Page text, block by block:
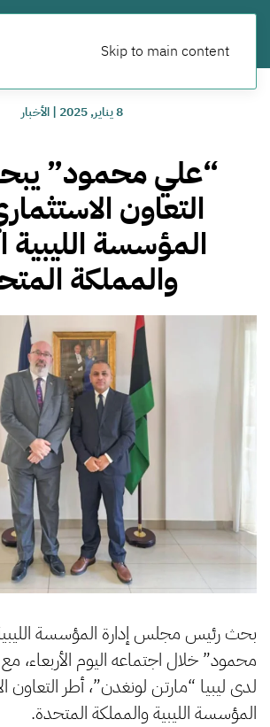
Skip to main content
8 يناير, 2025 |الأخبار
“علي محمود”
التعاون
المؤسسة الليبية
والمملكة
بحث رئيس مجلس إدارة المؤسسة
محمود” خلال اجتماعه اليوم الأربعاء، مع
لدى ليبيا “مارتن لونغدن”، أطر التعاون
المؤسسة الليبية والمملكة المتحدة.